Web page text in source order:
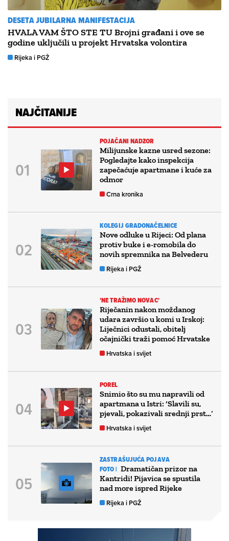
DESETA JUBILARNA MANIFESTACIJA
HVALA VAM ŠTO STE TU Brojni građani i ove se
godine uključili u projekt Hrvatska volontira
Rijeka i PGŽ
NAJČITANIJE
POJAČANI NADZOR
Milijunske kazne usred sezone:
Pogledajte kako inspekcija
zapečaćuje apartmane i kuće za
odmor
Crna kronika
KOLEGIJ GRADONAČELNICE
Nove odluke u Rijeci: Od plana
protiv buke i e-romobila do
novih spremnika na Belvederu
Rijeka i PGŽ
'NE TRAŽIMO NOVAC'
Riječanin nakon moždanog
udara završio u komi u Irskoj:
Liječnici odustali, obitelj
očajnički traži pomoć Hrvatske
Hrvatska i svijet
POREL
Snimio što su mu napravili od
apartmana u Istri: ‘Slavili su,
pjevali, pokazivali srednji prst…’
Hrvatska i svijet
ZASTRAŠUJUĆA POJAVA
FOTO | Dramatičan prizor na
Kantridi! Pijavica se spustila
nad more ispred Rijeke
Rijeka i PGŽ